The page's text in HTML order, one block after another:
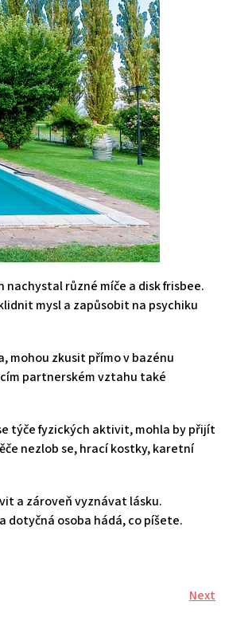
různé míče a disk frisbee.
mysl a zapůsobit na psychiku
mohou zkusit přímo v bazénu
partnerském vztahu také
týče fyzických aktivit, mohla by přijít
nezlob se, hrací kostky, karetní
a zároveň vyznávat lásku.
dotyčná osoba hádá, co píšete.
Next
Next